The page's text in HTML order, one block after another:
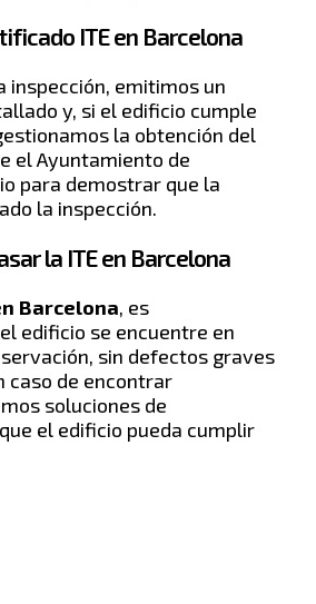
ITE en Barcelona
inspección, emitimos un
y, si el edificio cumple
la obtención del
el Ayuntamiento de
para demostrar que la
la inspección.
la ITE en Barcelona
Barcelona, es
edificio se encuentre en
sin defectos graves
caso de encontrar
soluciones de
el edificio pueda cumplir